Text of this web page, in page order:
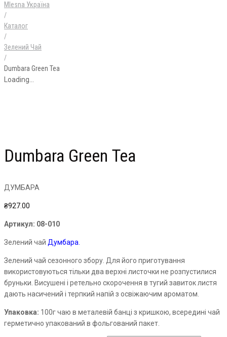
Mlesna Україна
/
Каталог
/
Зелений Чай
/
Dumbara Green Tea
Loading...
Dumbara Green Tea
ДУМБАРА
₴927.00
Артикул: 08-010
Зелений чай Думбара.
Зелений чай сезонного збору. Для його приготування
використовуються тільки два верхні листочки не розпустилися
бруньки. Висушені і ретельно скорочення в тугий завиток листя
дають насичений і терпкий напій з освіжаючим ароматом.
Упаковка: 100г чаю в металевій банці з кришкою, всередині чай
герметично упакований в фольгований пакет.